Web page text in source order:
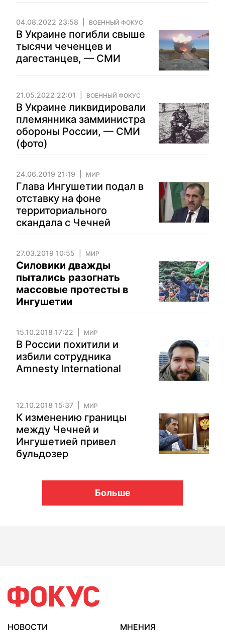
04.08.2022 23:58 ВОЕННЫЙ ФОКУС
В Украине погибли свыше
тысячи чеченцев и
дагестанцев, — СМИ
21.05.2022 22:01 ВОЕННЫЙ ФОКУС
В Украине ликвидировали
племянника замминистра
обороны России, — СМИ
(фото)
24.06.2019 21:19 МИР
Глава Ингушетии подал в
отставку на фоне
территориального
скандала с Чечней
27.03.2019 10:55 МИР
Силовики дважды
пытались разогнать
массовые протесты в
Ингушетии
15.10.2018 17:22 МИР
В России похитили и
избили сотрудника
Amnesty International
12.10.2018 15:37 МИР
К изменению границы
между Чечней и
Ингушетией привел
бульдозер
Больше
НОВОСТИ
МНЕНИЯ